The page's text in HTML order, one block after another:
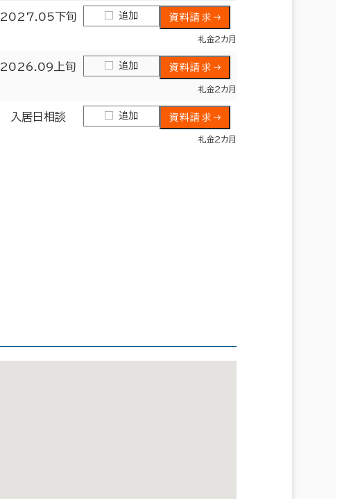
2027.05下旬 追加 資料請求
礼金2カ月
2026.09上旬 追加 資料請求
礼金2カ月
入居日相談 追加 資料請求
礼金2カ月